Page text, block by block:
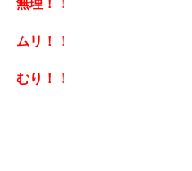
無理！！
ムリ！！
むり！！